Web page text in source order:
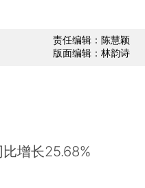
责任编辑：陈慧颖
版面编辑：林韵诗
增长25.68%